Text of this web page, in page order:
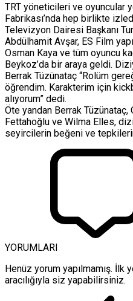
TRT yöneticileri ve oyuncular
Fabrikası’nda hep birlikte
Televizyon Dairesi Başkanı
Abdülhamit Avşar, ES Film
Osman Kaya ve tüm oyuncu
Beykoz’da bir araya geldi.
Berrak Tüzünataç “Rolüm
öğrendim. Karakterim için
alıyorum” dedi.
Öte yandan Berrak Tüzünataç,
Fettahoğlu ve Wilma Elles,
seyircilerin beğeni ve
YORUMLARI
Henüz yorum yapılmamış. İlk
aracılığıyla siz yapabilirsiniz.